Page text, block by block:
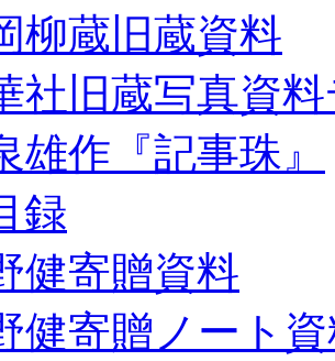
柳蔵旧蔵資料
社旧蔵写真資
雄作『記事珠』
録
健寄贈資料
健寄贈ノート